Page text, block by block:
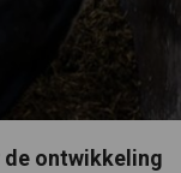
de ontwikkeling